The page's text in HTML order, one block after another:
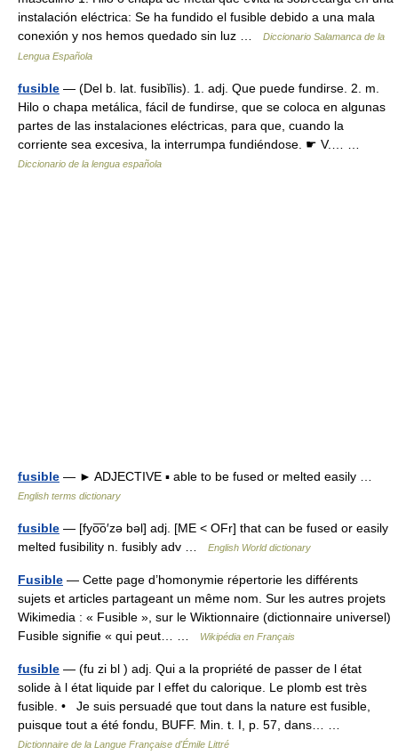
instalación eléctrica: Se ha fundido el fusible debido a una mala
conexión y nos hemos quedado sin luz …
Diccionario Salamanca de la
Lengua Española
fusible — (Del b. lat. fusibĭlis). 1. adj. Que puede fundirse. 2. m.
Hilo o chapa metálica, fácil de fundirse, que se coloca en algunas
partes de las instalaciones eléctricas, para que, cuando la
corriente sea excesiva, la interrumpa fundiéndose. ☛ V.… …
Diccionario de la lengua española
fusible — ► ADJECTIVE ▪ able to be fused or melted easily …
English terms dictionary
fusible — [fyo͞o′zə bəl] adj. [ME < OFr] that can be fused or easily
melted fusibility n. fusibly adv …
English World dictionary
Fusible — Cette page d’homonymie répertorie les différents
sujets et articles partageant un même nom. Sur les autres projets
Wikimedia : « Fusible », sur le Wiktionnaire (dictionnaire universel)
Fusible signifie « qui peut… …
Wikipédia en Français
fusible — (fu zi bl ) adj. Qui a la propriété de passer de l état
solide à l état liquide par l effet du calorique. Le plomb est très
fusible. • Je suis persuadé que tout dans la nature est fusible,
puisque tout a été fondu, BUFF. Min. t. I, p. 57, dans… …
Dictionnaire de la Langue Française d'Émile Littré